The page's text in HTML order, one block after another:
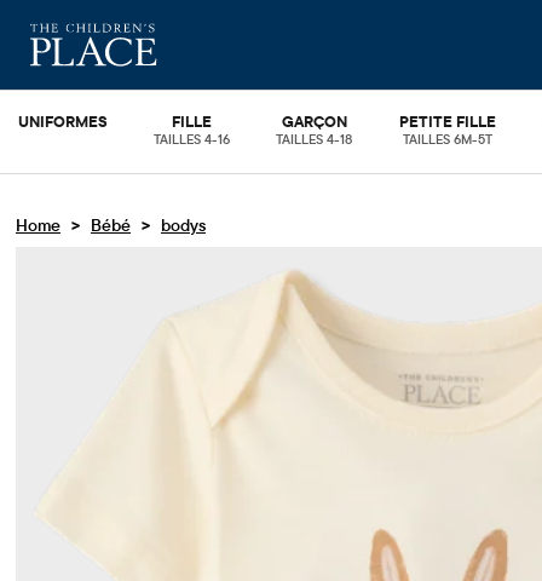
UNIFORMES FILLE
TAILLES 4-16
GARÇON
TAILLES 4-18
PETITE FILLE
TAILLES 6M-5T
Home > Bébé > bodys